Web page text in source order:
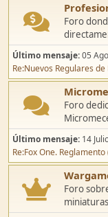
Foro
Último mensaje:05
Re:Nuevos Regulares de
Foro
Último mensaje: 14
Re:Fox One. Reglamento
Foro